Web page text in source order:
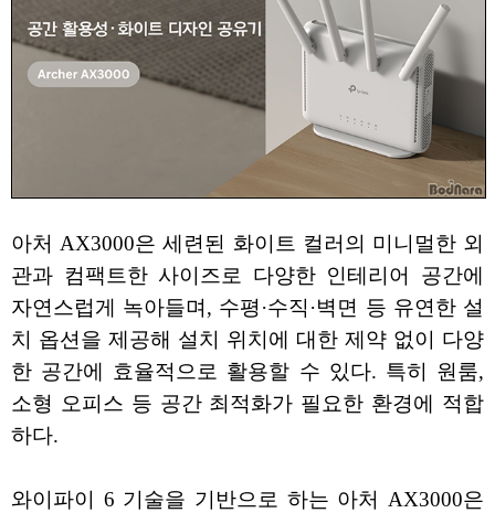
아처 AX3000은 세련된 화이트 컬러의 미니멀한 외
관과 컴팩트한 사이즈로 다양한 인테리어 공간에
자연스럽게 녹아들며, 수평·수직·벽면 등 유연한 설
치 옵션을 제공해 설치 위치에 대한 제약 없이 다양
한 공간에 효율적으로 활용할 수 있다. 특히 원룸,
소형 오피스 등 공간 최적화가 필요한 환경에 적합
하다.
와이파이 6 기술을 기반으로 하는 아처 AX3000은